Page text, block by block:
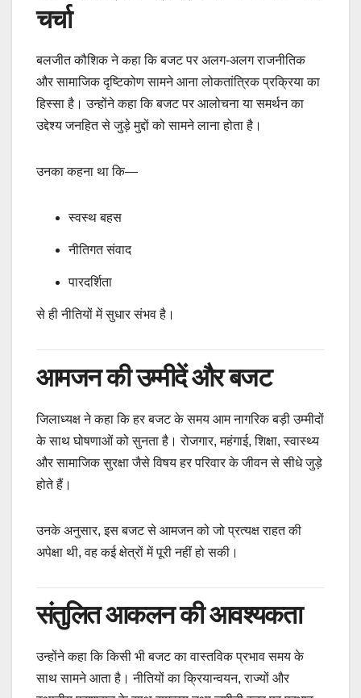
चर्चा
बलजीत कौशिक ने कहा कि बजट पर अलग-अलग राजनीतिक
और सामाजिक दृष्टिकोण सामने आना लोकतांत्रिक प्रक्रिया का
हिस्सा है। उन्होंने कहा कि बजट पर आलोचना या समर्थन का
उद्देश्य जनहित से जुड़े मुद्दों को सामने लाना होता है।
उनका कहना था कि—
स्वस्थ बहस
नीतिगत संवाद
पारदर्शिता
से ही नीतियों में सुधार संभव है।
आमजन की उम्मीदें और बजट
जिलाध्यक्ष ने कहा कि हर बजट के समय आम नागरिक बड़ी उम्मीदों
के साथ घोषणाओं को सुनता है। रोजगार, महंगाई, शिक्षा, स्वास्थ्य
और सामाजिक सुरक्षा जैसे विषय हर परिवार के जीवन से सीधे जुड़े
होते हैं।
उनके अनुसार, इस बजट से आमजन को जो प्रत्यक्ष राहत की
अपेक्षा थी, वह कई क्षेत्रों में पूरी नहीं हो सकी।
संतुलित आकलन की आवश्यकता
उन्होंने कहा कि किसी भी बजट का वास्तविक प्रभाव समय के
साथ सामने आता है। नीतियों का क्रियान्वयन, राज्यों और